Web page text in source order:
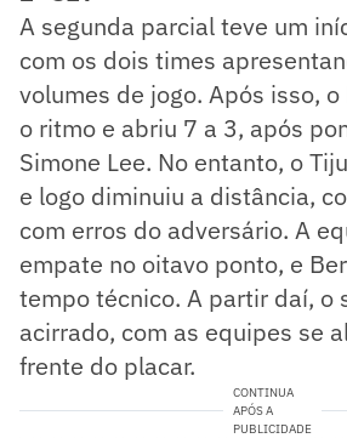
A segunda parcial teve um
com os dois times
volumes de jogo. Após isso,
o ritmo e abriu 7 a 3, após
Simone Lee. No entanto, o
e logo diminuiu a distância,
com erros do adversário. A
empate no oitavo ponto, e
tempo técnico. A partir daí, o
acirrado, com as equipes se
frente do placar.
CONTINUA
APÓS A
PUBLICIDADE